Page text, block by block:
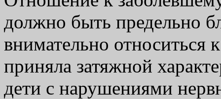
должно быть предельно
внимательно относиться
приняла затяжной
дети с нарушениями